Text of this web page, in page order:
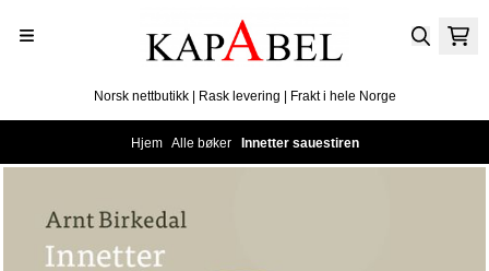
Norsk nettbutikk | Rask levering | Frakt i hele Norge
Hjem Alle bøker Innetter sauestiren